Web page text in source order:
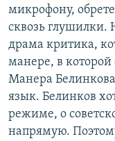
микрофону,
сквозь глушилки.
драма критика,
манере, в
Манера
язык. Белинков
режиме, о
напрямую.